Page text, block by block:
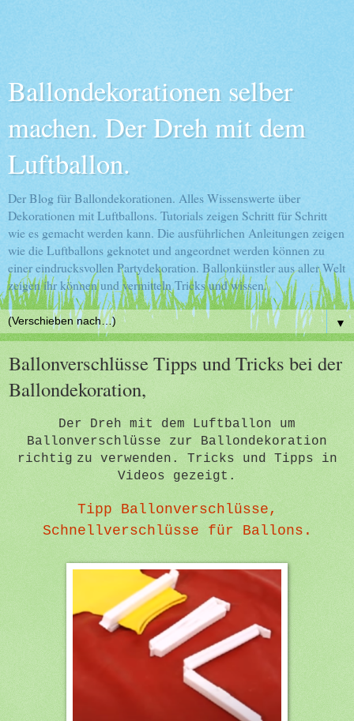
Ballondekorationen selber
machen. Der Dreh mit dem
Luftballon.
Der Blog für Ballondekorationen. Alles Wissenswerte über
Dekorationen mit Luftballons. Tutorials zeigen Schritt für Schritt
wie es gemacht werden kann. Die ausführlichen Anleitungen zeigen
wie die Luftballons geknotet und angeordnet werden können zu
einer eindrucksvollen Partydekoration. Ballonkünstler aus aller Welt
zeigen ihr können und vermitteln Tricks und wissen.
▼
Ballonverschlüsse Tipps und Tricks bei der
Ballondekoration,
Der Dreh mit dem Luftballon um
Ballonverschlüsse zur Ballondekoration
richtig zu verwenden. Tricks und Tipps in
Videos gezeigt.
Tipp Ballonverschlüsse,
Schnellverschlüsse für Ballons.